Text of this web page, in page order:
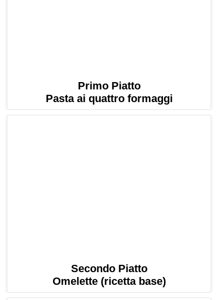
Primo Piatto
Pasta ai quattro formaggi
Secondo Piatto
Omelette (ricetta base)